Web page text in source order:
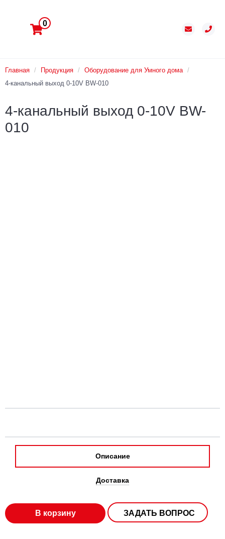
0
Главная / Продукция / Оборудование для Умного дома /
4-канальный выход 0-10V BW-010
4-канальный выход 0-10V BW-
010
Описание
Доставка
В корзину ЗАДАТЬ ВОПРОС